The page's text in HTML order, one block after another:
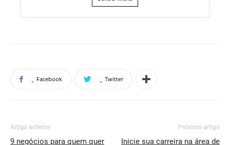
Facebook Twitter
Artigo anterior
9 negócios para quem quer
Próximo artigo
Inicie sua carreira na área de